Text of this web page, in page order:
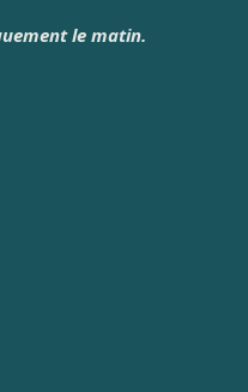
le matin.